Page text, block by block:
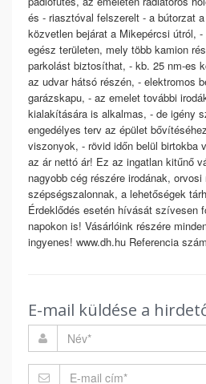
és - riasztóval felszerelt - a bútorzat
közvetlen bejárat a Mikepércsi útról,
egész területen, mely több kamion
parkolást biztosíthat, - kb. 25 nm-es
az udvar hátsó részén, - elektromos
garázskapu, - az emelet további
kialakítására is alkalmas, - de igény
engedélyes terv az épület
viszonyok, - rövid időn belül birtokba
az ár nettó ár! Ez az ingatlan kitűnő
nagyobb cég részére irodának, orvosi
szépségszalonnak, a lehetőségek
Érdeklődés esetén hívását szívesen
napokon is! Vásárlóink részére
ingyenes! www.dh.hu Referencia
E-mail küldése a